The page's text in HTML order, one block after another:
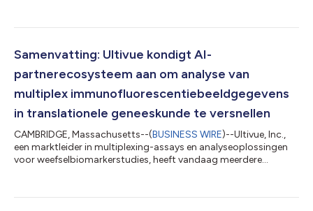
de constructie van weefselmicroarray (ngTMA®), kondigen een
multiplex-immunofluorescentie (mIF)-assays en het gebruik van
de volgende generatie TMA’s om ruimte...
Samenvatting: Ultivue kondigt AI-
partnerecosysteem aan om analyse van
multiplex immunofluorescentiebeeldgegevens
in translationele geneeskunde te versnellen
CAMBRIDGE, Massachusetts--(BUSINESS WIRE)--Ultivue, Inc.,
een marktleider in multiplexing-assays en analyseoplossingen
voor weefselbiomarkerstudies, heeft vandaag meerdere
onderzoeksgroepen en Biopharma. Ultivue ontwikkelt unieke